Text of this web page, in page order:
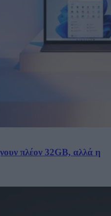
πλέον 32GB, αλλά η